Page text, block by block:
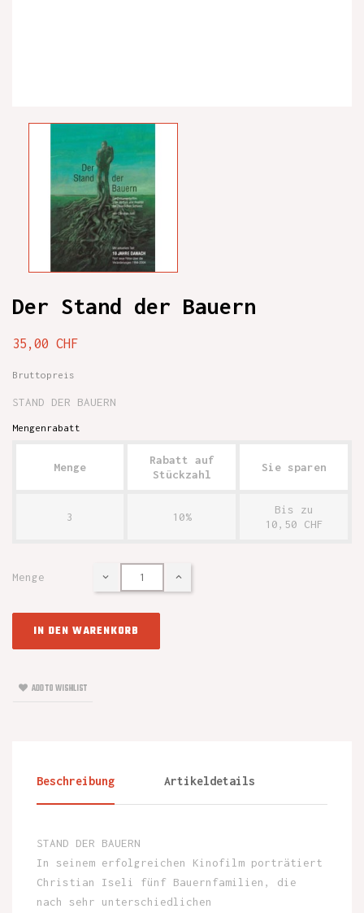
Der Stand der Bauern
35,00 CHF
Bruttopreis
STAND DER BAUERN
Mengenrabatt
Menge
Rabatt auf
Stückzahl
Sie sparen
3 10%
Bis zu
10,50 CHF
Menge
IN DEN WARENKORB
ADD TO WISHLIST
Beschreibung Artikeldetails
STAND DER BAUERN
In seinem erfolgreichen Kinofilm porträtiert
Christian Iseli fünf Bauernfamilien, die
nach sehr unterschiedlichen